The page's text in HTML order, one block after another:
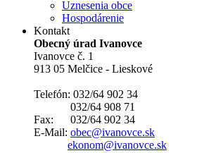
Uznesenia obce
Hospodárenie
Kontakt
Obecný úrad Ivanovce
Ivanovce č. 1
913 05 Melčice - Lieskové
Telefón: 032/64 902 34
032/64 908 71
Fax: 032/64 902 34
E-Mail: obec@ivanovce.sk
ekonom@ivanovce.sk